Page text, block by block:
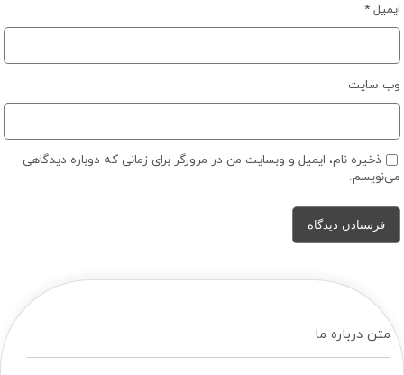
ایمیل*
وب‌ سایت
ذخیره نام، ایمیل و وبسایت من در مرورگر برای زمانی که دوباره دیدگاهی
می‌نویسم.
متن درباره ما